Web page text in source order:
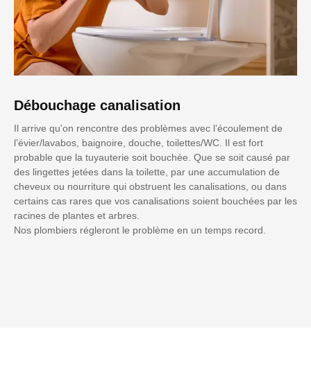
Débouchage canalisation
Il arrive qu'on rencontre des problèmes avec l’écoulement de
l’évier/lavabos, baignoire, douche, toilettes/WC. Il est fort
probable que la tuyauterie soit bouchée. Que se soit causé par
des lingettes jetées dans la toilette, par une accumulation de
cheveux ou nourriture qui obstruent les canalisations, ou dans
certains cas rares que vos canalisations soient bouchées par les
racines de plantes et arbres.
Nos plombiers régleront le problème en un temps record.